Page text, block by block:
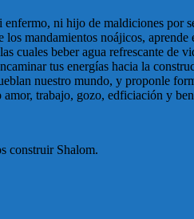
enfermo, ni hijo de maldiciones por
mandamientos noájicos,
cuales beber agua refrescante de
tus energías hacia la
nuestro mundo, y proponle
trabajo, gozo, edficiación y
construir Shalom.